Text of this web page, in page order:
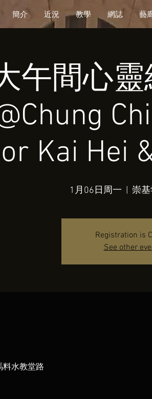
簡介 近況 教學 網誌 藝
午間心
Kai Hei
1月06日周一 崇
Registration is
See other
料水教堂路